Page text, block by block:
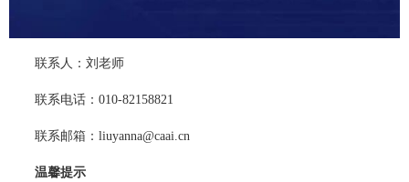
联系人：刘老师
联系电话：010-82158821
联系邮箱：liuyanna@caai.cn
温馨提示